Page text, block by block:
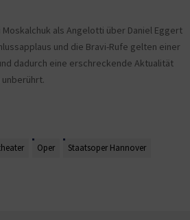
als Angelotti über Daniel Eggert
und die Bravi-Rufe gelten einer
dadurch eine erschreckende Aktualität
Oper
Staatsoper Hannover